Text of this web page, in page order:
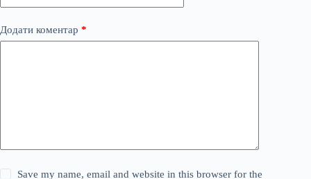
Додати коментар *
Save my name, email and website in this browser for the